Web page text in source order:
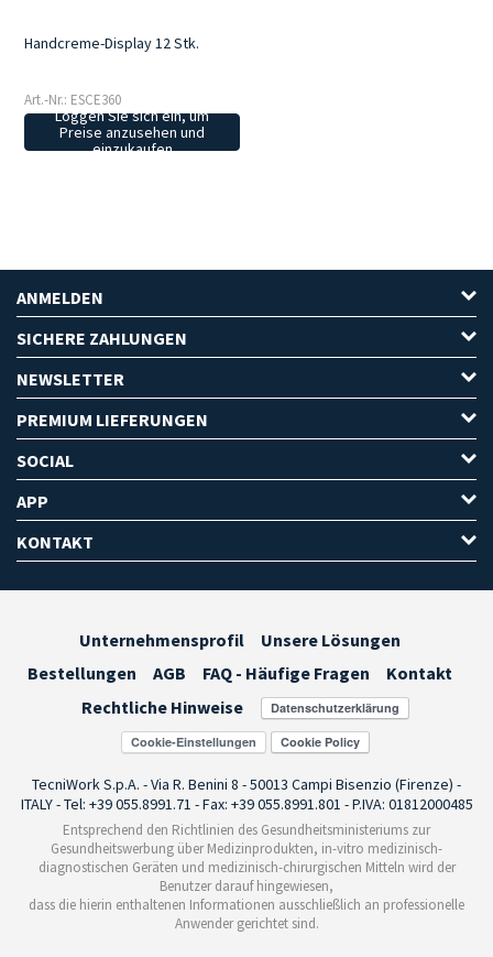
Handcreme-Display 12 Stk.
Art.-Nr.: ESCE360
Loggen Sie sich ein, um
Preise anzusehen und
einzukaufen
ANMELDEN
SICHERE ZAHLUNGEN
NEWSLETTER
PREMIUM LIEFERUNGEN
SOCIAL
APP
KONTAKT
Unternehmensprofil
Unsere Lösungen
Bestellungen
AGB FAQ - Häufige Fragen
Kontakt
Rechtliche Hinweise
Cookie-Einstellungen
TecniWork S.p.A. - Via R. Benini 8 - 50013 Campi Bisenzio (Firenze) -
ITALY - Tel: +39 055.8991.71 - Fax: +39 055.8991.801 - P.IVA: 01812000485
Entsprechend den Richtlinien des Gesundheitsministeriums zur
Gesundheitswerbung über Medizinprodukten, in-vitro medizinisch-
diagnostischen Geräten und medizinisch-chirurgischen Mitteln wird der
Benutzer darauf hingewiesen,
dass die hierin enthaltenen Informationen ausschließlich an professionelle
Anwender gerichtet sind.